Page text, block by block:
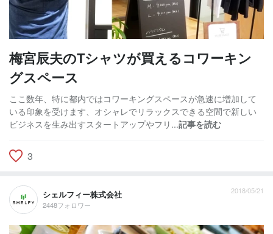
梅宮辰夫のTシャツが買えるコワーキン
グスペース
ここ数年、特に都内ではコワーキングスペースが急速に増加して
いる印象を受けます、オシャレでリラックスできる空間で新しい
ビジネスを生み出すスタートアップやフリ...記事を読む
3
シェルフィー株式会社
2448フォロワー
2018/05/21